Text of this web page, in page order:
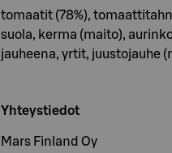
tomaatit (78%),
suola, kerma (maito),
jauheena, yrtit, juustojauhe
Yhteystiedot
Mars Finland Oy